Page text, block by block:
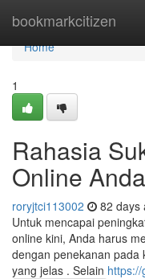
bookmarkcitizen
Home
Home
1
Rahasia
Online Anda
roryjtci113002 82 days
Untuk mencapai
online kini, Anda harus
dengan penekanan pada
yang jelas . Selain